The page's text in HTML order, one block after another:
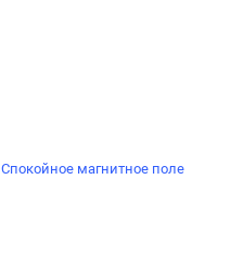
Спокойное магнитное поле